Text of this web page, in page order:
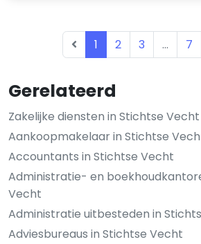
Gerelateerd
Zakelijke diensten in Stichtse Vecht
Aankoopmakelaar in Stichtse
Accountants in Stichtse Vecht
Administratie- en
Vecht
Administratie uitbesteden in
Adviesbureaus in Stichtse Vecht
1 2 3 ... 7